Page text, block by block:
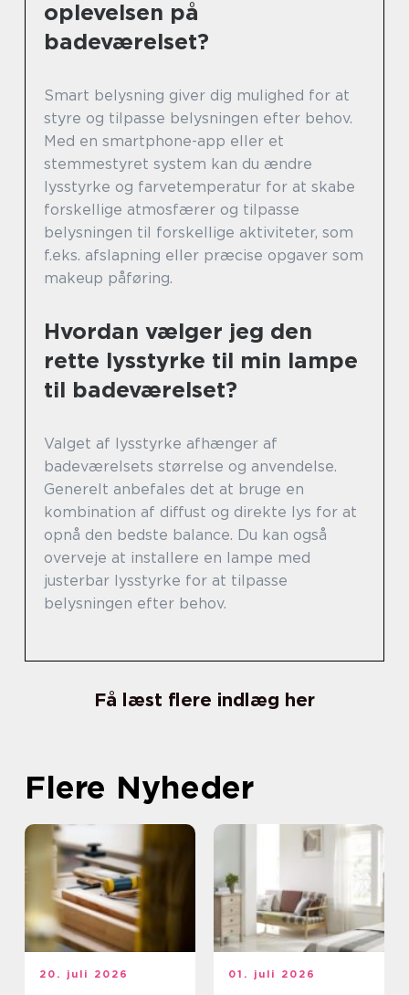
oplevelsen på
badeværelset?
Smart belysning giver dig mulighed for at
styre og tilpasse belysningen efter behov.
Med en smartphone-app eller et
stemmestyret system kan du ændre
lysstyrke og farvetemperatur for at skabe
forskellige atmosfærer og tilpasse
belysningen til forskellige aktiviteter, som
f.eks. afslapning eller præcise opgaver som
makeup påføring.
Hvordan vælger jeg den
rette lysstyrke til min lampe
til badeværelset?
Valget af lysstyrke afhænger af
badeværelsets størrelse og anvendelse.
Generelt anbefales det at bruge en
kombination af diffust og direkte lys for at
opnå den bedste balance. Du kan også
overveje at installere en lampe med
justerbar lysstyrke for at tilpasse
belysningen efter behov.
Få læst flere indlæg her
Flere Nyheder
20. juli 2026 01. juli 2026